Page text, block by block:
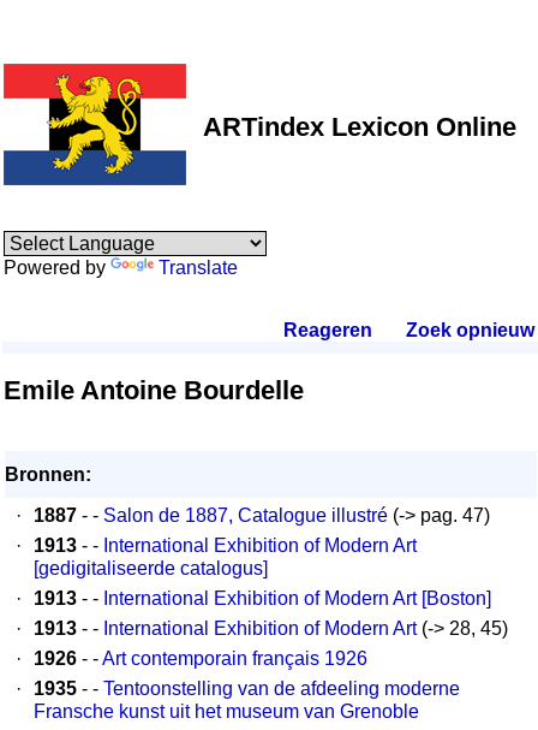
ARTindex Lexicon Online
Powered by Translate
Reageren Zoek opnieuw.
Emile Antoine Bourdelle
Bronnen:
·
1887 - - Salon de 1887, Catalogue illustré (-> pag. 47)
·
1913 - - International Exhibition of Modern Art
[gedigitaliseerde catalogus]
·
1913 - - International Exhibition of Modern Art [Boston]
·
1913 - - International Exhibition of Modern Art(-> 28, 45)
·
1926 - -Art contemporain français 1926
·
1935 - - Tentoonstelling van de afdeeling moderne
Fransche kunst uit het museum van Grenoble